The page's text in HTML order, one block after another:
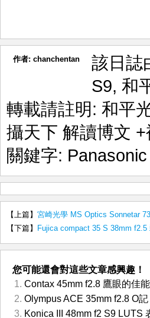
作者: chanchentan
該日誌
S9, 和
轉載請註明: 和平
攝天下 解讀博文 +
關鍵字:
【上篇】 宮崎光學 MS Optics Sonnetar
【下篇】
Fujica compact 35 S 38mm f2.5
您可能還會對這些文章感興趣！
Contax 45mm f2.8 鷹眼的佳能
Olympus ACE 35mm f2.8 O
Konica III 48mm f2 S9 LUTS